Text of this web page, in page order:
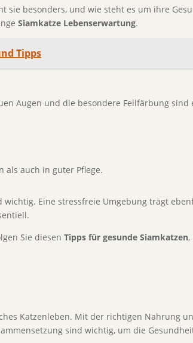
sie besonders, und wie steht es um ihre
Siamkatze Lebenserwartung.
Tipps
Augen und die besondere Fellfärbung sind
als auch in guter Pflege.
Eine stressfreie Umgebung trägt
Sie diesen Tipps für gesunde Siamkatzen
Katzenleben. Mit der richtigen Nahrung
sind wichtig, um die